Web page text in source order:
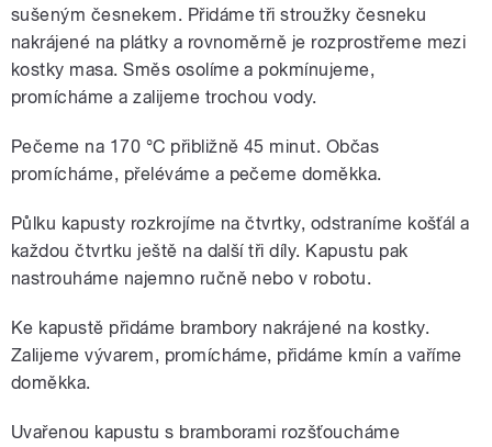
sušeným česnekem. Přidáme tři stroužky česneku
nakrájené na plátky a rovnoměrně je rozprostřeme mezi
kostky masa. Směs osolíme a pokmínujeme,
promícháme a zalijeme trochou vody.
Pečeme na 170 °C přibližně 45 minut. Občas
promícháme, přeléváme a pečeme doměkka.
Půlku kapusty rozkrojíme na čtvrtky, odstraníme košťál a
každou čtvrtku ještě na další tři díly. Kapustu pak
nastrouháme najemno ručně nebo v robotu.
Ke kapustě přidáme brambory nakrájené na kostky.
Zalijeme vývarem, promícháme, přidáme kmín a vaříme
doměkka.
Uvařenou kapustu s bramborami rozšťoucháme